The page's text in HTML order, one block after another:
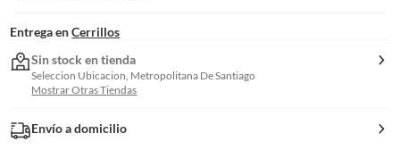
Entrega en Cerrillos
Sin stock en tienda
Seleccion Ubicacion, Metropolitana De Santiago
Mostrar Otras Tiendas
Envío a domicilio